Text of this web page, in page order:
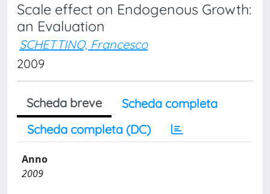
Scale effect on Endogenous Growth:
an Evaluation
SCHETTINO, Francesco
2009
Scheda breve
Scheda completa
Scheda completa (DC)
Anno
2009